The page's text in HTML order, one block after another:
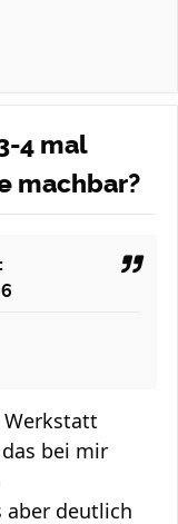
4 mal
machbar?
Werkstatt
bei mir
deutlich